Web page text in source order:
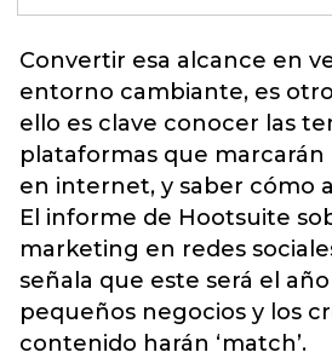
Convertir esa alcance en
entorno cambiante, es
ello es clave conocer las
plataformas que marcarán
en internet, y saber cómo
El informe de Hootsuite
marketing en redes
señala que este será el
pequeños negocios y los
contenido harán ‘match’.